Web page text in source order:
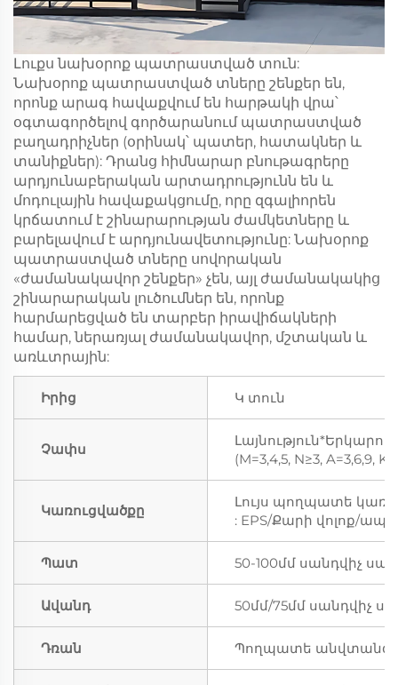
Լուքս նախօրոք պատրաստված տուն:
Նախօրոք պատրաստված տները շենքեր են,
որոնք արագ հավաքվում են հարթակի վրա՝
օգտագործելով գործարանում պատրաստված
բաղադրիչներ (օրինակ՝ պատեր, հատակներ և
տանիքներ): Դրանց հիմնարար բնութագրերը
արդյունաբերական արտադրությունն են և
մոդուլային հավաքակցումը, որը զգալիորեն
կրճատում է շինարարության ժամկետները և
բարելավում է արդյունավետությունը: Նախօրոք
պատրաստված տները սովորական
«ժամանակավոր շենքեր» չեն, այլ ժամանակակից
շինարարական լուծումներ են, որոնք
հարմարեցված են տարբեր իրավիճակների
համար, ներառյալ ժամանակավոր, մշտական և
առևտրային:
Իրից Կ տուն
Չափս
(M=3,4,5, N≥3, A=3,6,9,
Կառուցվածքը
Լույս պողպատե
: EPS/Քարի վոլոք/
Պատ 50-100մմ սանդվիչ
Ավանդ 50մմ/75մմ սանդվիչ
Դռան Պողպատե